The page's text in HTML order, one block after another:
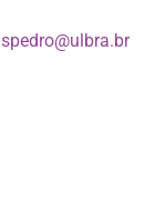
spedro@ulbra.br